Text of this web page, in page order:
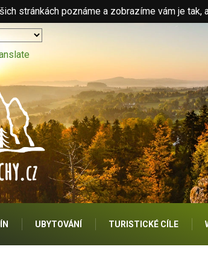
stránkách poznáme a zobrazíme vám je
UBYTOVÁNÍ TURISTICKÉ CÍLE